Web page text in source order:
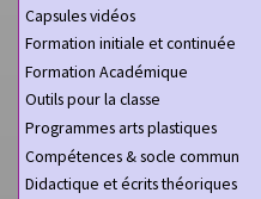
Capsules vidéos
Formation initiale et continuée
Formation Académique
Outils pour la classe
Programmes arts plastiques
Compétences & socle commun
Didactique et écrits théoriques